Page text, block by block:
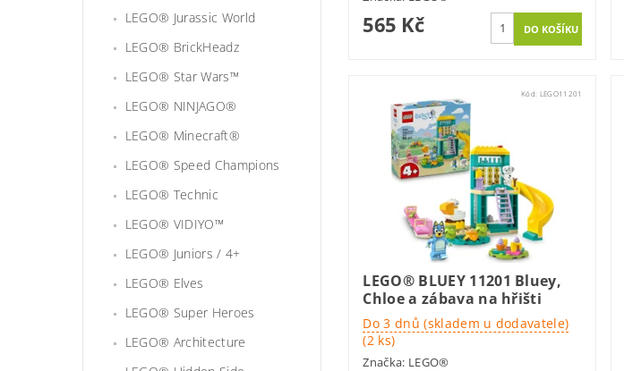
LEGO® Jurassic World
LEGO® BrickHeadz
LEGO® Star Wars™
LEGO® NINJAGO®
LEGO® Minecraft®
LEGO® Speed Champions
LEGO® Technic
LEGO® VIDIYO™
LEGO® Juniors / 4+
LEGO® Elves
LEGO® Super Heroes
LEGO® Architecture
565 Kč
Kód: LEGO11201
LEGO® BLUEY 11201 Bluey,
Chloe a zábava na hřišti
Do 3 dnů (skladem u dodavatele)
(2 ks)
Značka: LEGO®